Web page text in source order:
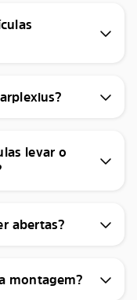
levar o
abertas?
montagem?